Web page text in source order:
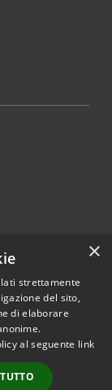
• Comune di
Rotondo •
Municipium •
redazione
×
strettamente
del sito,
di elaborare
al seguente link